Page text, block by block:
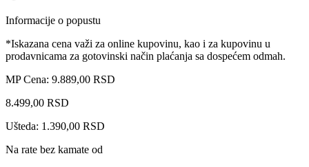
Informacije o popustu
*Iskazana cena važi za online kupovinu, kao i za kupovinu u
prodavnicama za gotovinski način plaćanja sa dospećem odmah.
MP Cena: 9.889,00 RSD
8.499,00 RSD
Ušteda: 1.390,00 RSD
Na rate bez kamate od